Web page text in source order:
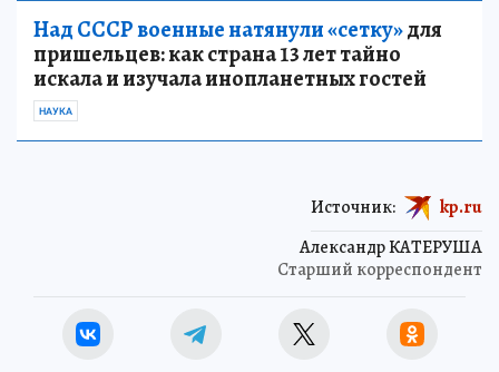
Над СССР военные натянули «сетку»для
пришельцев: как страна 13 лет тайно
искала и изучала инопланетных гостей
НАУКА
Александр КАТЕРУША
Старший корреспондент
Источник: kp.ru